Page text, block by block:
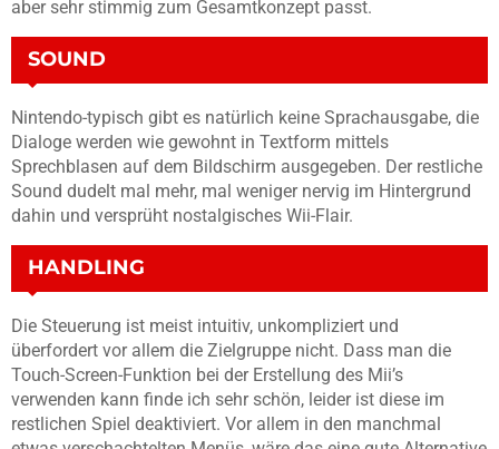
aber sehr stimmig zum Gesamtkonzept passt.
SOUND
Nintendo-typisch gibt es natürlich keine Sprachausgabe, die
Dialoge werden wie gewohnt in Textform mittels
Sprechblasen auf dem Bildschirm ausgegeben. Der restliche
Sound dudelt mal mehr, mal weniger nervig im Hintergrund
dahin und versprüht nostalgisches Wii-Flair.
HANDLING
Die Steuerung ist meist intuitiv, unkompliziert und
überfordert vor allem die Zielgruppe nicht. Dass man die
Touch-Screen-Funktion bei der Erstellung des Mii’s
verwenden kann finde ich sehr schön, leider ist diese im
restlichen Spiel deaktiviert. Vor allem in den manchmal